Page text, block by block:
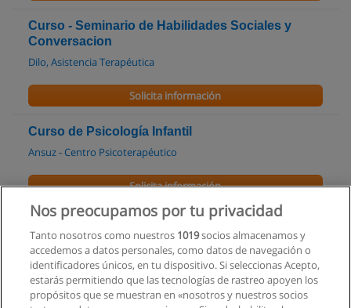
Curso - Seminario de Habilidades Sociales y
Conversacion
Dilo, Asistencia Terapéutica
Solicita información
Curso de Psicología Infantil
Ansuz - Centro Psicoterapéutico
Solicita información
Curso de Autoestima
Centro de Capacitación Cormark
Solicita información
Nos preocupamos por tu privacidad
Tanto nosotros como nuestros 1019socios almacenamos y
accedemos a datos personales, como datos de navegación o
identificadores únicos, en tu dispositivo. Si seleccionas Acepto,
estarás permitiendo que las tecnologías de rastreo apoyen los
propósitos que se muestran en «nosotros y nuestros socios